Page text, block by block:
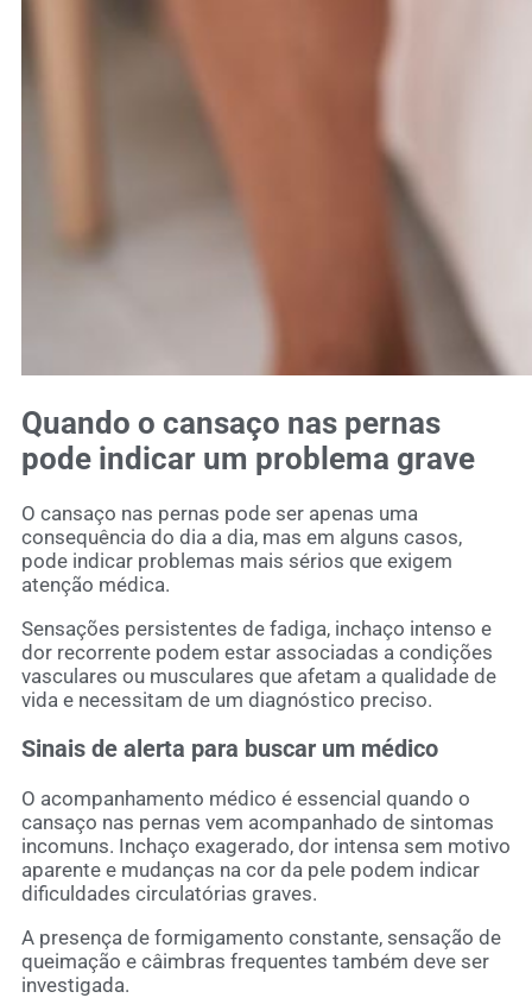
Quando o cansaço nas pernas
pode indicar um problema grave
O cansaço nas pernas pode ser apenas uma
consequência do dia a dia, mas em alguns casos,
pode indicar problemas mais sérios que exigem
atenção médica.
Sensações persistentes de fadiga, inchaço intenso e
dor recorrente podem estar associadas a condições
vasculares ou musculares que afetam a qualidade de
vida e necessitam de um diagnóstico preciso.
Sinais de alerta para buscar um médico
O acompanhamento médico é essencial quando o
cansaço nas pernas vem acompanhado de sintomas
incomuns. Inchaço exagerado, dor intensa sem motivo
aparente e mudanças na cor da pele podem indicar
dificuldades circulatórias graves.
A presença de formigamento constante, sensação de
queimação e câimbras frequentes também deve ser
investigada.